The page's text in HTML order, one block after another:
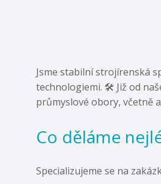
Jsme stabilní strojírenská
technologiemi. 🛠️ Již od
průmyslové obory, včetně
Co děláme
Specializujeme se na